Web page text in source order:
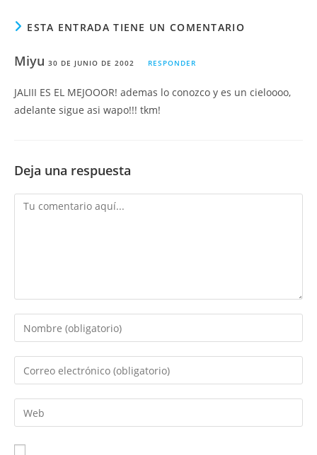
ESTA ENTRADA TIENE UN COMENTARIO
Miyu 30 DE JUNIO DE 2002 RESPONDER
JALIII ES EL MEJOOOR! ademas lo conozco y es un cieloooo,
adelante sigue asi wapo!!! tkm!
Deja una respuesta
Comentario
Introduce
tu
nombre
de
usuario
para
Introduce
tu
dirección
de
Introduce
la
URL